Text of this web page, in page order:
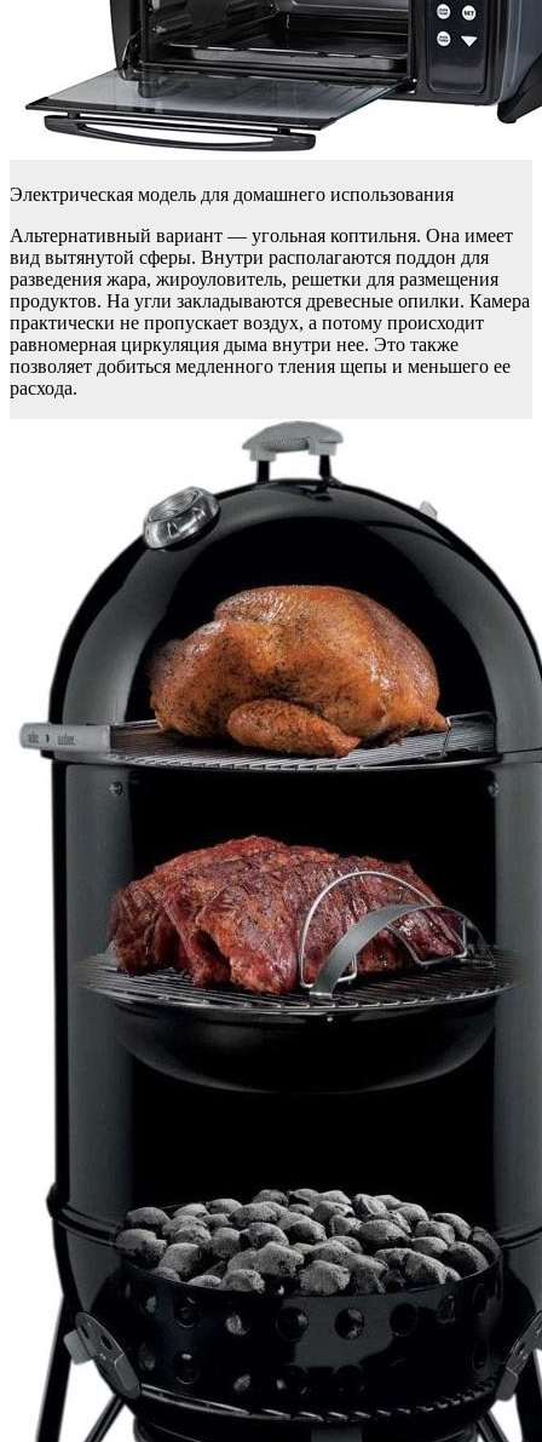
Электрическая модель для домашнего использования
Альтернативный вариант — угольная коптильня. Она имеет
вид вытянутой сферы. Внутри располагаются поддон для
разведения жара, жироуловитель, решетки для размещения
продуктов. На угли закладываются древесные опилки. Камера
практически не пропускает воздух, а потому происходит
равномерная циркуляция дыма внутри нее. Это также
позволяет добиться медленного тления щепы и меньшего ее
расхода.